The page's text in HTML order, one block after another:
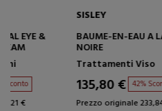
BAUME-EN-EAU A LA ROSE
NOIRE
Trattamenti Viso
135,80 € 42% Sconto
Prezzo originale 233,84 €